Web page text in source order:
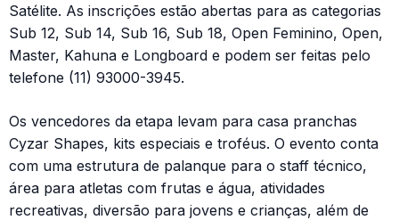
Satélite. As inscrições estão abertas para as categorias
Sub 12, Sub 14, Sub 16, Sub 18, Open Feminino, Open,
Master, Kahuna e Longboard e podem ser feitas pelo
telefone (11) 93000-3945.
Os vencedores da etapa levam para casa pranchas
Cyzar Shapes, kits especiais e troféus. O evento conta
com uma estrutura de palanque para o staff técnico,
área para atletas com frutas e água, atividades
recreativas, diversão para jovens e crianças, além de